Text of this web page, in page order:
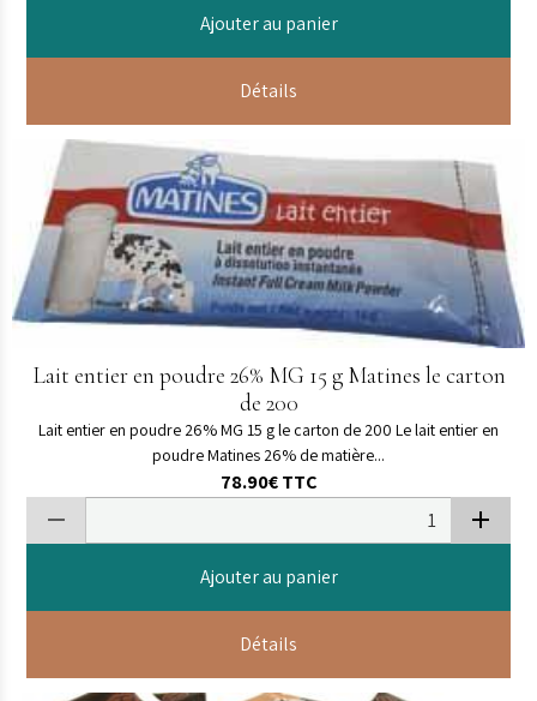
Ajouter au panier
Détails
Lait entier en poudre 26% MG 15 g Matines le carton
de 200
Lait entier en poudre 26% MG 15 g le carton de 200 Le lait entier en
poudre Matines 26% de matière...
78.90€TTC
Ajouter au panier
Détails